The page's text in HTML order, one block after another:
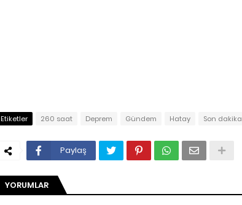
Etiketler 260 saat Deprem Gündem Hatay Son dakika
Paylaş
YORUMLAR